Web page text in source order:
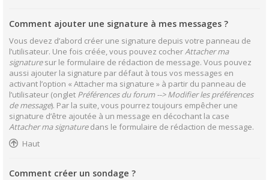
Comment ajouter une signature à mes messages ?
Vous devez d’abord créer une signature depuis votre panneau de
l’utilisateur. Une fois créée, vous pouvez cocherAttacher ma
signaturesur le formulaire de rédaction de message. Vous pouvez
aussi ajouter la signature par défaut à tous vos messages en
activant l’option « Attacher ma signature » à partir du panneau de
l’utilisateur (onglet Préférences du forum --> Modifier les préférences
de message). Par la suite, vous pourrez toujours empêcher une
signature d’être ajoutée à un message en décochant la case
Attacher ma signaturedans le formulaire de rédaction de message.
Haut
Comment créer un sondage ?